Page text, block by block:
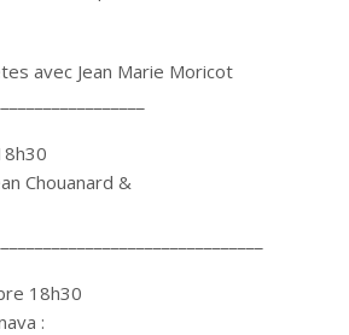
avec Jean Marie Moricot
Chouanard &
18h30
: